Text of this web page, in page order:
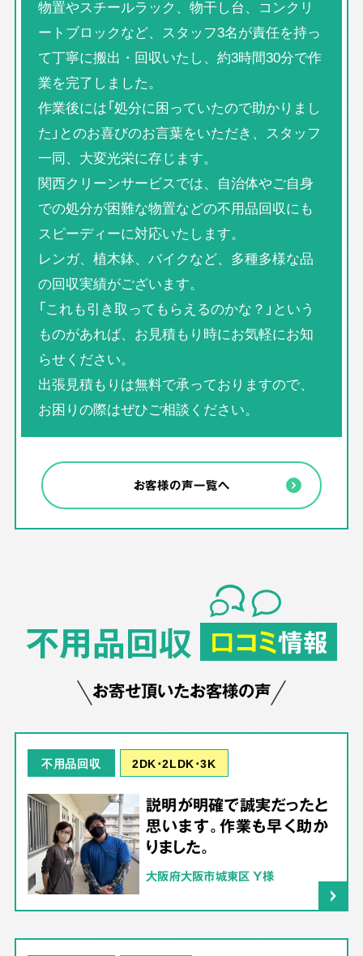
物置やスチールラック、物干し台、コンクリ
ートブロックなど、スタッフ3名が責任を持っ
て丁寧に搬出・回収いたし、約3時間30分で作
業を完了しました。
作業後には「処分に困っていたので助かりまし
た」とのお喜びのお言葉をいただき、スタッフ
一同、大変光栄に存じます。
関西クリーンサービスでは、自治体やご自身
での処分が困難な物置などの不用品回収にも
スピーディーに対応いたします。
レンガ、植木鉢、バイクなど、多種多様な品
の回収実績がございます。
「これも引き取ってもらえるのかな？」という
ものがあれば、お見積もり時にお気軽にお知
らせください。
出張見積もりは無料で承っておりますので、
お困りの際はぜひご相談ください。
お客様の声一覧へ
不用品回収 口コミ情報
お寄せ頂いたお客様の声
不用品回収 2DK･2LDK･3K
説明が明確で誠実だったと
思います。作業も早く助か
りました。
大阪府大阪市城東区 Y様